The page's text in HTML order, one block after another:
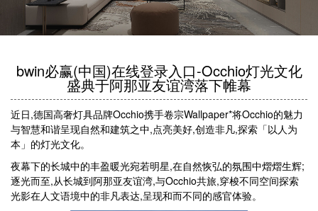
bwin必赢(中国)在线登录入口-Occhio灯光文化
盛典于阿那亚友谊湾落下帷幕
近日,德国高奢灯具品牌Occhio携手卷宗Wallpaper*将Occhio的魅力
与智慧和谐呈现自然和建筑之中,点亮美好,创造非凡,探索「以人为
本」的灯光文化。
夜幕下的长城中的丰盈暖光宛若明星,在自然恢弘的氛围中熠熠生辉;
逐光而至,从长城到阿那亚友谊湾,与Occhio共旅,穿梭不同空间探索
光影在人文语境中的非凡表达,呈现和而不同的感官体验。